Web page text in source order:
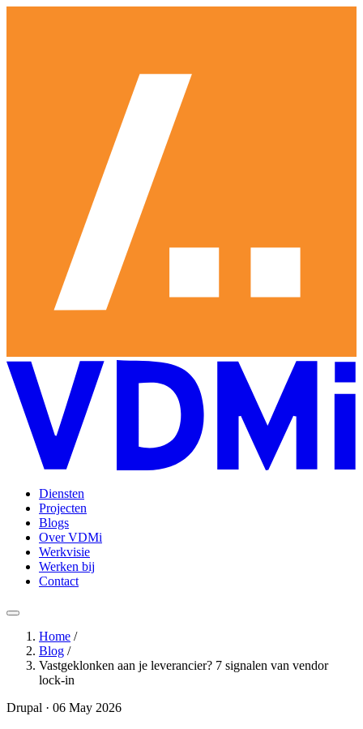
Diensten
Projecten
Blogs
Over VDMi
Werkvisie
Werken bij
Contact
Home /
Blog /
Vastgeklonken aan je leverancier? 7 signalen van vendor
lock-in
Drupal · 06 May 2026